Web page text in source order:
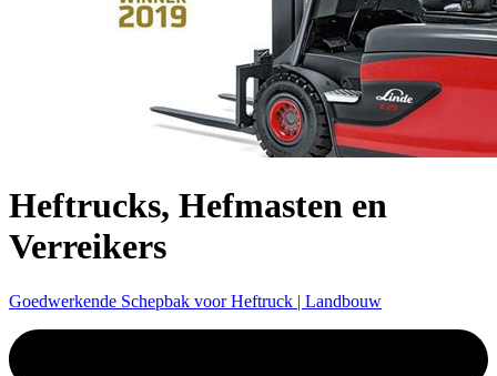
Heftrucks, Hefmasten en
Verreikers
Goedwerkende Schepbak voor Heftruck | Landbouw